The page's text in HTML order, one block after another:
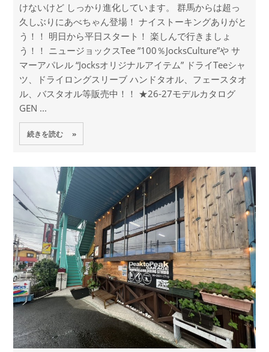
けないけど しっかり進化しています。 群馬からは超っ
久しぶりにあべちゃん登場！ ナイストーキングありがと
う！！ 明日から平日スタート！ 楽しんで行きましょ
う！！ ニュージョックスTee ”100％JocksCulture”や サ
マーアパレル “Jocksオリジナルアイテム” ドライTeeシャ
ツ、ドライロングスリーブ ハンドタオル、フェースタオ
ル、バスタオル等販売中！！ ★26-27モデルカタログ
GEN ...
続きを読む »